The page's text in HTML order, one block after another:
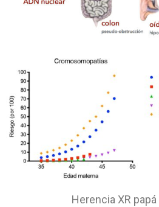
Herencia XR papá